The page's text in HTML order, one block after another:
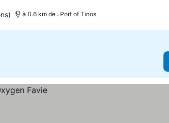
à 0.6 km de : Port of Tinos